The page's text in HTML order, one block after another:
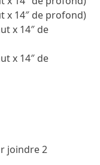
x 14″ de profond)
x 14″ de
x 14″ de
joindre 2